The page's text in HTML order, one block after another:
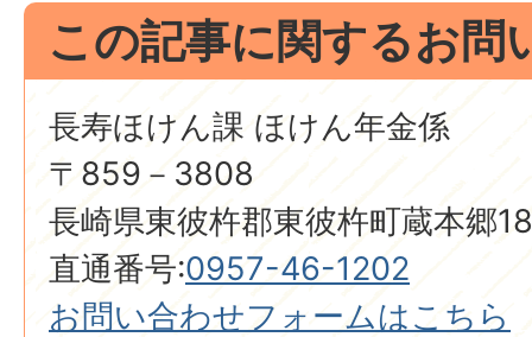
この記事に関するお問
長寿ほけん課 ほけん年金係
〒859－3808
長崎県東彼杵郡東彼杵町蔵本郷
直通番号:0957-46-1202
お問い合わせフォームはこちら